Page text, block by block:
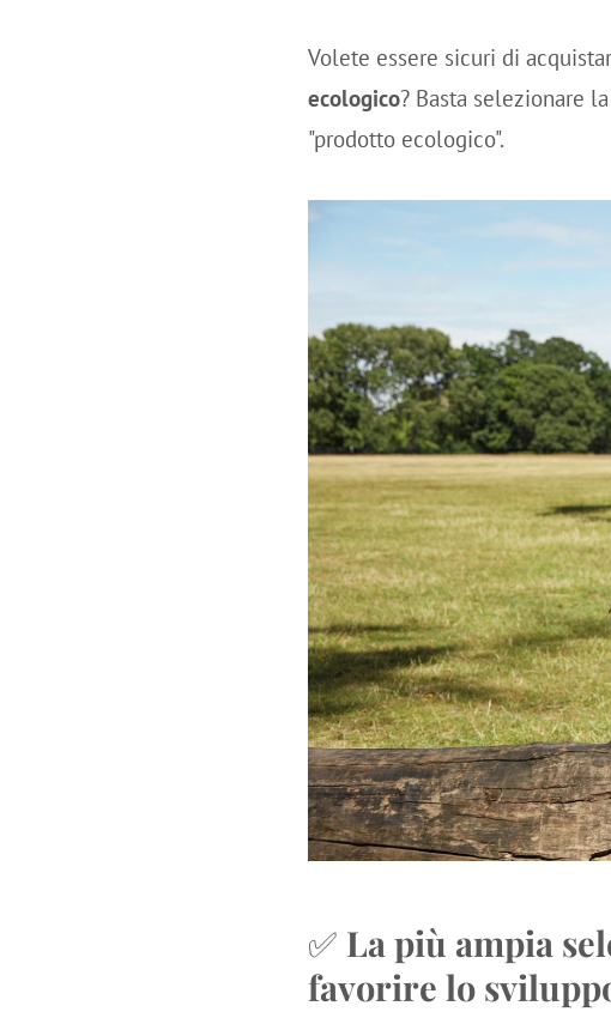
Volete essere sicuri di
ecologico? Basta selezionare
"prodotto ecologico".
✅ La più ampia
favorire lo